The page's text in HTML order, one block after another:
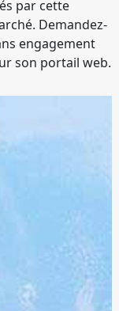
par cette
Demandez-
engagement
son portail web.